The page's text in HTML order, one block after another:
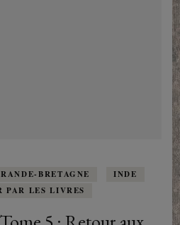
BRETAGNE
INDE
PAR LES LIVRES